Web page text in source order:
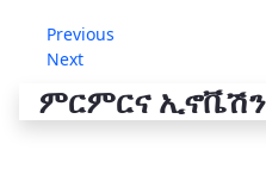
Previous
Next
ምርምርና ኢኖቬሽን